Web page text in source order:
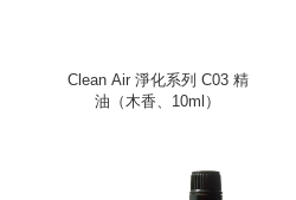
Clean Air 淨化系列 C03 精
油（木香、10ml）